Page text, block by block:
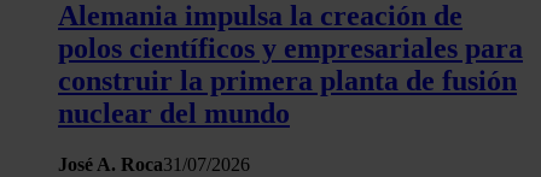
Alemania impulsa la creación de
polos científicos y empresariales para
construir la primera planta de fusión
nuclear del mundo
José A. Roca31/07/2026